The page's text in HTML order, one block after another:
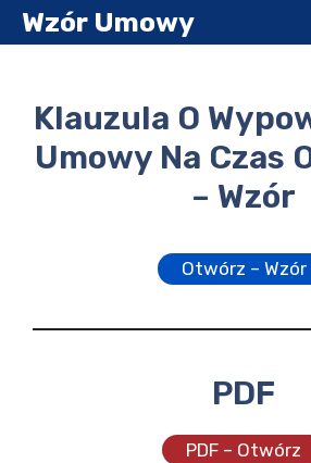
Przejdź
do
Wzór Umowy
Klauzula O
Umowy Na Czas
– Wzór
Otwórz – Wzór
PDF
PDF – Otwórz